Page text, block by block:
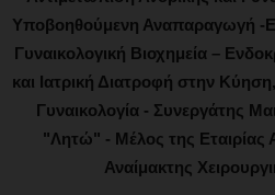
Υποβοηθούμενη Αναπαραγωγή -
Γυναικολογική Βιοχημεία –
και Ιατρική Διατροφή στην
Γυναικολογία - Συνεργάτης
"Λητώ" - Μέλος της Εταιρίας
Αναίμακτης